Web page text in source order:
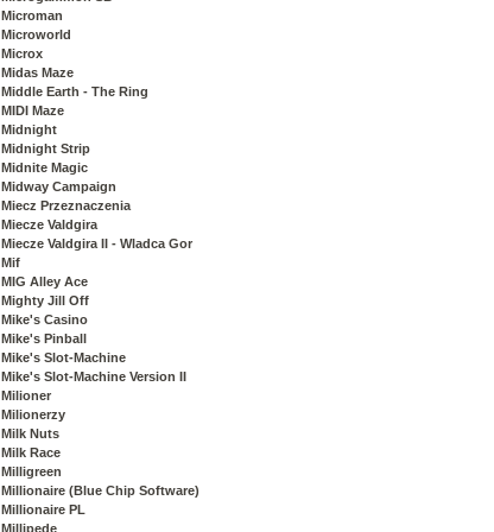
Microman
Microworld
Microx
Midas Maze
Middle Earth - The Ring
MIDI Maze
Midnight
Midnight Strip
Midnite Magic
Midway Campaign
Miecz Przeznaczenia
Miecze Valdgira
Miecze Valdgira II - Wladca Gor
Mif
MIG Alley Ace
Mighty Jill Off
Mike's Casino
Mike's Pinball
Mike's Slot-Machine
Mike's Slot-Machine Version II
Milioner
Milionerzy
Milk Nuts
Milk Race
Milligreen
Millionaire (Blue Chip Software)
Millionaire PL
Millipede